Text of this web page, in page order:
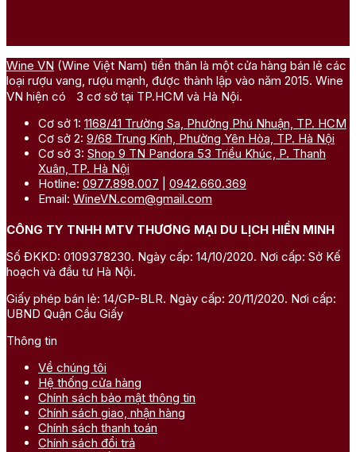
Wine VN (Wine Việt Nam) tiền thân là một cửa hàng bán lẻ các
loại rượu vang, rượu mạnh, được thành lập vào năm 2015. Wine
VN hiện có 3 cơ sở tại TP.HCM và Hà Nội.
Cơ sở 1: 1168/41 Trường Sa, Phường Phú Nhuận, TP. HCM
Cơ sở 2: 9/68 Trung Kính, Phường Yên Hòa, TP. Hà Nội
Cơ sở 3: Shop 9 TN Pandora 53 Triều Khúc, P. Thanh
Xuân, TP. Hà Nội
Hotline: 0977.898.007
0942.660.369
Email: WineVN.com@gmail.com
CÔNG TY TNHH MTV THƯƠNG MẠI DU LỊCH HIỀN MINH
Số ĐKKD: 0109378230. Ngày cấp: 14/10/2020. Nơi cấp: Sở Kế
hoạch và đầu tư Hà Nội.
Giấy phép bán lẻ: 14/GP-BLR. Ngày cấp: 20/11/2020. Nơi cấp:
UBND Quận Cầu Giấy
Thông tin
Về chúng tôi
Hệ thống cửa hàng
Chính sách bảo mật thông tin
Chính sách giao, nhận hàng
Chính sách thanh toán
Chính sách đổi trả